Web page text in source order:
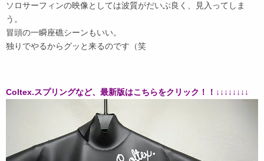
ソロサーフィンの映像としては波質がだいぶ良く、見入ってしま
う。
冒頭の一瞬座礁シーンもいい。
独りでやるからグッと来るのです（笑
Coltex.スプリングなど、最新版はこちらをクリック！！↓↓↓↓↓↓↓↓